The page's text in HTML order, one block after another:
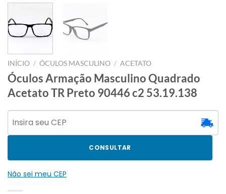
INÍCIO / ÓCULOS MASCULINO / ACETATO
Óculos Armação Masculino Quadrado
Acetato TR Preto 90446 c2 53.19.138
CONSULTAR
Não sei meu CEP